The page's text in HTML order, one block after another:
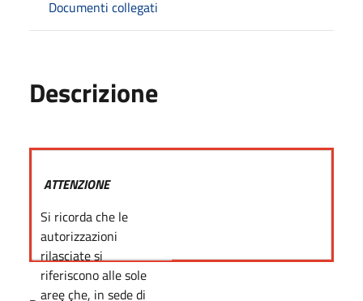
Documenti collegati
Descrizione
ATTENZIONE
Si ricorda che le
autorizzazioni
rilasciate si
riferiscono alle sole
aree che, in sede di